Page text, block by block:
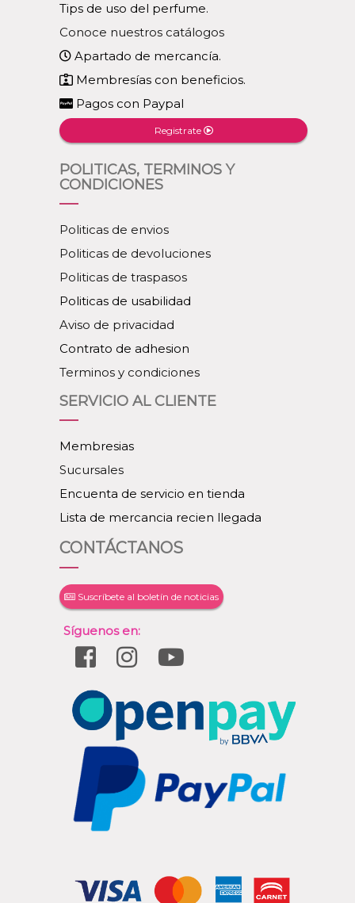
Tips de uso del perfume.
Conoce nuestros catálogos
Apartado de mercancía.
Membresías con beneficios.
Pagos con Paypal
Registrate
POLITICAS, TERMINOS Y
CONDICIONES
Politicas de envios
Politicas de devoluciones
Politicas de traspasos
Politicas de usabilidad
Aviso de privacidad
Contrato de adhesion
Terminos y condiciones
SERVICIO AL CLIENTE
Membresias
Sucursales
Encuenta de servicio en tienda
Lista de mercancia recien llegada
CONTÁCTANOS
Suscríbete al boletín de noticias
Síguenos en: